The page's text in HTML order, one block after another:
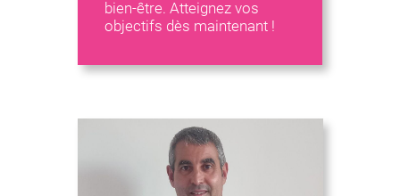
bien-être. Atteignez vos
objectifs dès maintenant !